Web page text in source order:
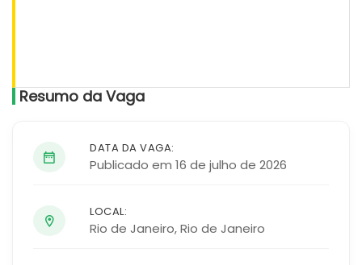
Resumo da Vaga
DATA DA VAGA:
Publicado em 16 de julho de 2026
LOCAL:
Rio de Janeiro,Rio de Janeiro